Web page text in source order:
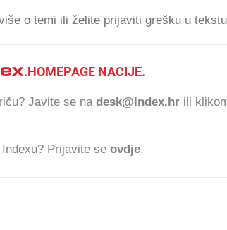
o temi ili želite prijaviti grešku u
.HOMEPAGE NACIJE.
Javite se na desk@index.hr ili
Prijavite se ovdje.